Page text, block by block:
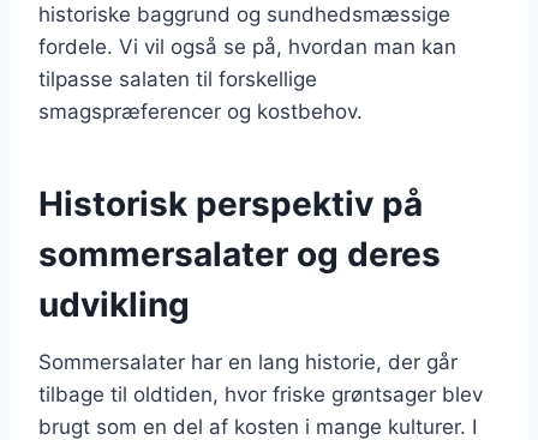
historiske baggrund og sundhedsmæssige
fordele. Vi vil også se på, hvordan man kan
tilpasse salaten til forskellige
smagspræferencer og kostbehov.
Historisk perspektiv på
sommersalater og deres
udvikling
Sommersalater har en lang historie, der går
tilbage til oldtiden, hvor friske grøntsager blev
brugt som en del af kosten i mange kulturer. I